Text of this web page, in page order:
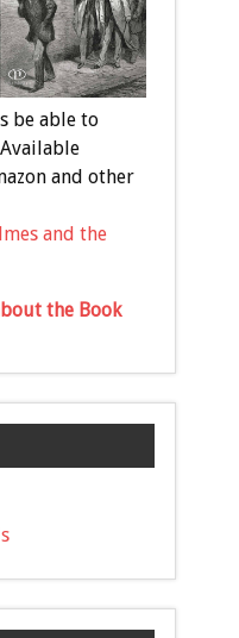
be able to
and other
and the
the Book